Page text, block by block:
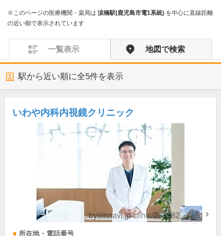
※このページの医療機関・薬局は 涙橋駅(鹿児島市電1系統) を中心に直線距離
の近い順で表示されています
一覧表示 地図で検索
駅から近い順に全5件を表示
いわや内科内視鏡クリニック
所在地・電話番号